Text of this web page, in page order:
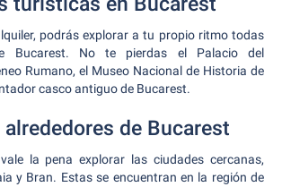
podrás explorar a tu propio ritmo todas
Bucarest. No te pierdas el Palacio del
Rumano, el Museo Nacional de Historia de
casco antiguo de Bucarest.
de Bucarest
la pena explorar las ciudades cercanas,
y Bran. Estas se encuentran en la región de